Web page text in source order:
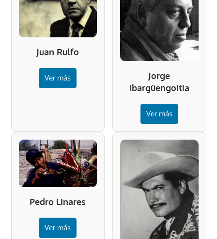
Juan Rulfo
Ver más
Jorge
Ibargüengoitia
Ver más
Pedro Linares
Ver más